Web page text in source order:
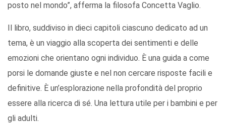
posto nel mondo”, afferma la filosofa Concetta Vaglio.
Il libro, suddiviso in dieci capitoli ciascuno dedicato ad un
tema, è un viaggio alla scoperta dei sentimenti e delle
emozioni che orientano ogni individuo. È una guida a come
porsi le domande giuste e nel non cercare risposte facili e
definitive. È un’esplorazione nella profondità del proprio
essere alla ricerca di sé. Una lettura utile per i bambini e per
gli adulti.